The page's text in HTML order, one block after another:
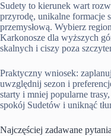
Sudety to kierunek wart
przyrodę, unikalne formacje
przemysłową. Wybierz
Karkonosze dla wyższych
skalnych i ciszy poza
Praktyczny wniosek:
uwzględnij sezon i
starty i mniej popularne
spokój Sudetów i uniknąć
Najczęściej zadawane